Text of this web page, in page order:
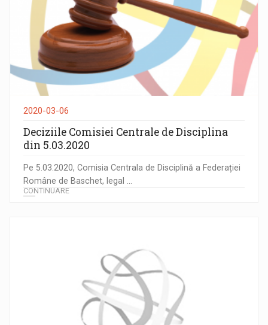
2020-03-06
Deciziile Comisiei Centrale de Disciplina
din 5.03.2020
Pe 5.03.2020, Comisia Centrala de Disciplină a Federației
Române de Baschet, legal ...
CONTINUARE